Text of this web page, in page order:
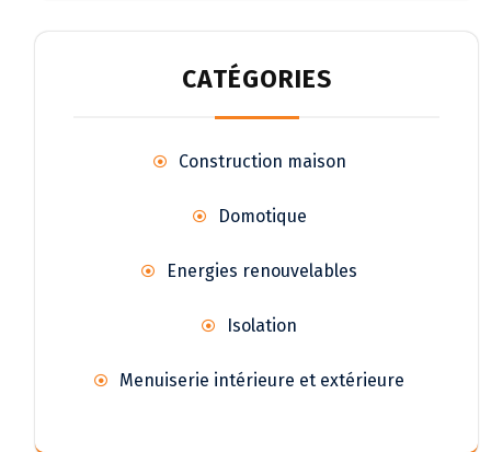
CATÉGORIES
Construction maison
Domotique
Energies renouvelables
Isolation
Menuiserie intérieure et extérieure